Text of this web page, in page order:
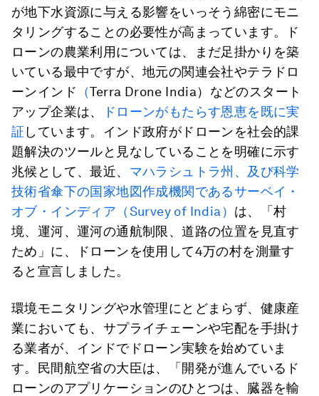
が地下水資源に与える影響をいっそう綿密にモニ
タリングすることの必要性が高まっています。ド
ローンの農業利用については、まだ足掛かりを築
いている最中ですが、地元の関連会社やテラドロ
ーンインド （Terra Drone India）などのスタート
アップ企業は、
ドローンがもたらす恩恵を既に実
証 しています。インド政府がドローンを社会的課
題解決のツールと見なしていることを明確に示す
兆候として、最近、 マハラシュトラ州、及び科学
技術省傘下の国家地図作成機関であるサーベイ・
オブ・インディア（Survey of India） は、「村
境、運河、運河の通航制限、道路の位置を見直す
ため」に、ドローンを使用して4万の村を測量す
ると宣言しました。
環境モニタリングや水管理にとどまらず、健康産
業においても、サプライチェーンや宅配を手掛け
る業者が、インドでドローン実験を始めていま
す。民間航空省の大臣は、「開発が進んでいるド
ローンのアプリケーションのひとつは、臓器を輸